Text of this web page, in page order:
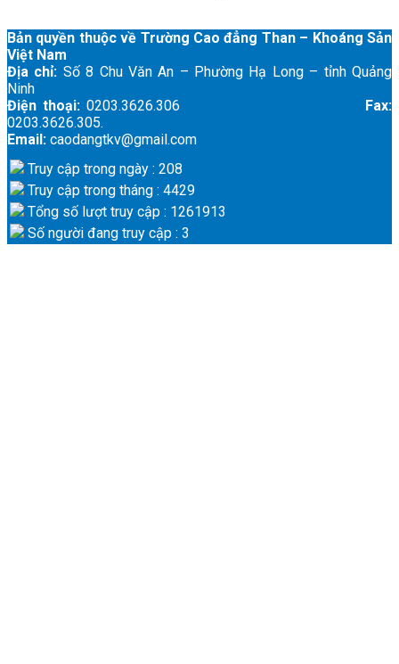
Bản quyền thuộc về Trường Cao đẳng Than – Khoáng Sản
Việt Nam
Địa chỉ: Số 8 Chu Văn An – Phường Hạ Long – tỉnh Quảng
Ninh
Điện thoại: 0203.3626.306 Fax:
0203.3626.305.
Email: caodangtkv@gmail.com
Truy cập trong ngày : 208
Truy cập trong tháng : 4429
Tổng số lượt truy cập : 1261913
Số người đang truy cập : 3